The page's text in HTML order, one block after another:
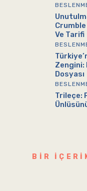
Crumble
Ve Tarifi
Dosyası
Trileçe:
BIR